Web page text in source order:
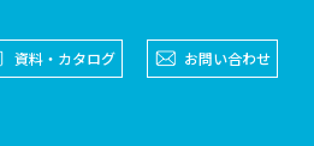
資料・カタログ お問い合わせ